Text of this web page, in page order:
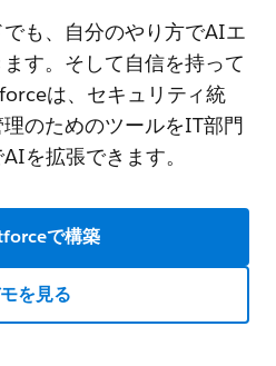
も、自分のやり方でAIエ
す。そして自信を持って
は、セキュリティ統
のためのツールをIT部門
を拡張できます。
で構築
を見る